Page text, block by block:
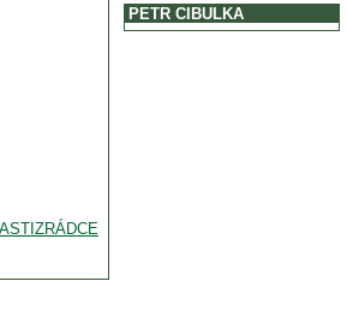
PETR CIBULKA